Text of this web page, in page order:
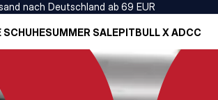
nach Deutschland ab 69 EUR
SCHUHESUMMER SALEPITBULL X ADCC